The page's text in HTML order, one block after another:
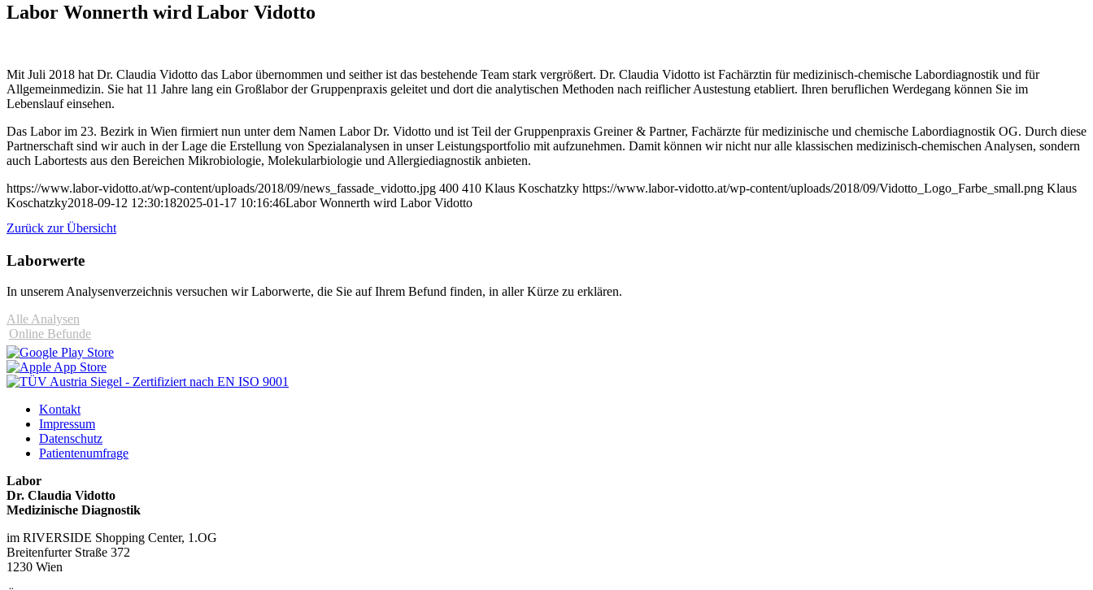
Labor Wonnerth wird Labor Vidotto
Mit Juli 2018 hat Dr. Claudia Vidotto das Labor übernommen und seither ist das bestehende Team stark vergrößert. Dr. Claudia Vidotto ist Fachärztin für medizinisch-chemische Labordiagnostik und für
Allgemeinmedizin. Sie hat 11 Jahre lang ein Großlabor der Gruppenpraxis geleitet und dort die analytischen Methoden nach reiflicher Austestung etabliert. Ihren beruflichen Werdegang können Sie im
Lebenslauf einsehen.
Das Labor im 23. Bezirk in Wien firmiert nun unter dem Namen Labor Dr. Vidotto und ist Teil der Gruppenpraxis Greiner & Partner, Fachärzte für medizinische und chemische Labordiagnostik OG. Durch diese
Partnerschaft sind wir auch in der Lage die Erstellung von Spezialanalysen in unser Leistungsportfolio mit aufzunehmen. Damit können wir nicht nur alle klassischen medizinisch-chemischen Analysen, sondern
auch Labortests aus den Bereichen Mikrobiologie, Molekularbiologie und Allergiediagnostik anbieten.
https://www.labor-vidotto.at/wp-content/uploads/2018/09/news_fassade_vidotto.jpg 400 410 Klaus Koschatzky https://www.labor-vidotto.at/wp-content/uploads/2018/09/Vidotto_Logo_Farbe_small.png Klaus
Koschatzky2018-09-12 12:30:182025-01-17 10:16:46Labor Wonnerth wird Labor Vidotto
Zurück zur Übersicht
Laborwerte
In unserem Analysen­verzeichnis versuchen wir Laborwerte, die Sie auf Ihrem Befund finden, in aller Kürze zu erklären.
Alle Analysen
Online Befunde
Kontakt
Impressum
Datenschutz
Patientenumfrage
Labor
Dr. Claudia Vidotto
Medizinische Diagnostik
im RIVERSIDE Shopping Center, 1.OG
Breitenfurter Straße 372
1230 Wien